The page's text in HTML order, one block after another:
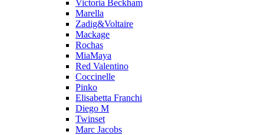
Victoria Beckham
Marella
Zadig&Voltaire
Mackage
Rochas
MiaMaya
Red Valentino
Coccinelle
Pinko
Elisabetta Franchi
Diego M
Twinset
Marc Jacobs